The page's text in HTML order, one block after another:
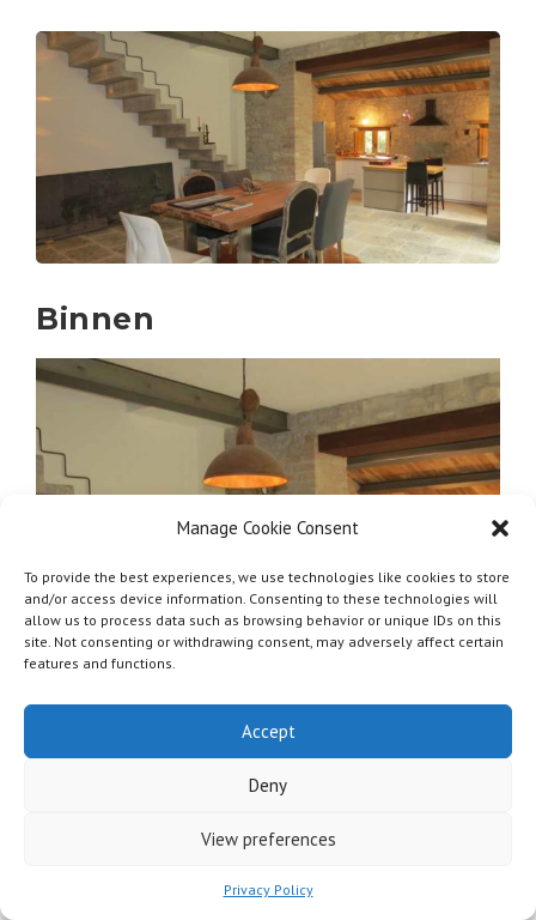
Manage Cookie Consent
To provide the best experiences, we use technologies like cookies to store
and/or access device information. Consenting to these technologies will
allow us to process data such as browsing behavior or unique IDs on this
site. Not consenting or withdrawing consent, may adversely affect certain
features and functions.
Accept
Deny
View preferences
Privacy Policy
Binnen